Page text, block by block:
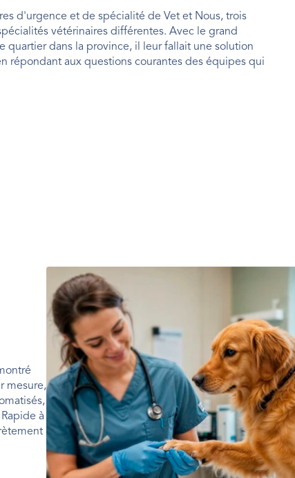
d'urgence et de spécialité de Vet et Nous, trois
vétérinaires différentes. Avec le grand
dans la province, il leur fallait une solution
répondant aux questions courantes des équipes qui
mesure,
à